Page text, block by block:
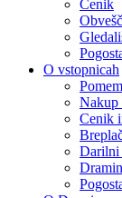
Cenik
O vstopnicah
Nakup
Cenik
Darilni